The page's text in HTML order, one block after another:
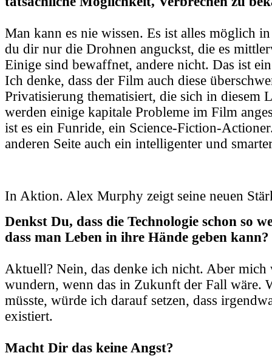
Man kann es nie wissen. Es ist alles möglich
du dir nur die Drohnen anguckst, die es
Einige sind bewaffnet, andere nicht. Das ist
Ich denke, dass der Film auch diese
Privatisierung thematisiert, die sich in diesem
werden einige kapitale Probleme im Film
ist es ein Funride, ein Science-Fiction-
anderen Seite auch ein intelligenter und
In Aktion. Alex Murphy zeigt seine neuen
Denkst Du, dass die Technologie schon so
dass man Leben in ihre Hände geben kann?
Aktuell? Nein, das denke ich nicht. Aber mich
wundern, wenn das in Zukunft der Fall wäre.
müsste, würde ich darauf setzen, dass
existiert.
Macht Dir das keine Angst?